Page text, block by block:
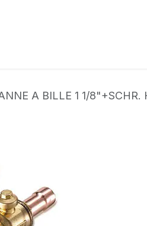
A BILLE 1 1/8"+SCHR.